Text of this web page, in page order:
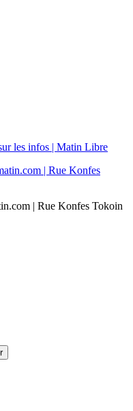
les infos | Matin Libre
| Rue Konfes Tokoin